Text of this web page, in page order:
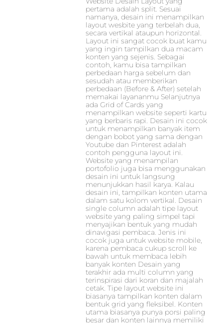
pertama adalah split. Sesuai
namanya, desain ini menampilkan
layout wesbite yang terbelah dua,
secara vertikal ataupun horizontal.
Layout ini sangat cocok buat kamu
yang ingin tampilkan dua macam
konten yang sejenis. Sebagai
contoh, kamu bisa tampilkan
perbedaan harga sebelum dan
sesudah atau memberikan
perbedaan (Before & After) setelah
memakai layananmu Selanjutnya
ada Grid of Cards yang
menampilkan website seperti kartu
yang berbaris rapi. Desain ini cocok
untuk menampilkan banyak item
dengan bobot yang sama dengan
Youtube dan Pinterest adalah
contoh pengguna layout ini.
Website yang menampilan
portofolio juga bisa menggunakan
desain ini untuk langsung
menunjukkan hasil karya. Kalau
desain ini, tampilkan konten utama
dalam satu kolom vertikal. Desain
single column adalah tipe layout
website yang paling simpel tapi
menyajikan bentuk yang mudah
dinavigasi pembaca. Jenis ini
cocok juga untuk website mobile,
karena pembaca cukup scroll ke
bawah untuk membaca lebih
banyak konten Desain yang
terakhir ada multi column yang
terinspirasi dari koran dan majalah
cetak. Tipe layout website ini
biasanya tampilkan konten dalam
bentuk grid yang fleksibel. Konten
utama biasanya punya porsi paling
besar dan konten lainnya memiliki